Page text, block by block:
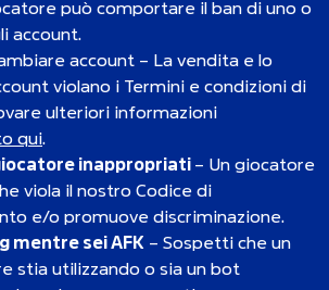
può comportare il ban di uno o
account.
account – La vendita e lo
violano i Termini e condizioni di
ulteriori informazioni
qui.
inappropriati– Un giocatore
viola il nostro Codice di
e/o promuove discriminazione.
mentre sei AFK – Sospetti che un
stia utilizzando o sia un bot